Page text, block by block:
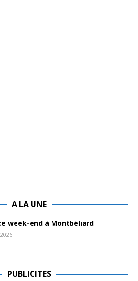
A LA UNE
week-end à Montbéliard
PUBLICITES